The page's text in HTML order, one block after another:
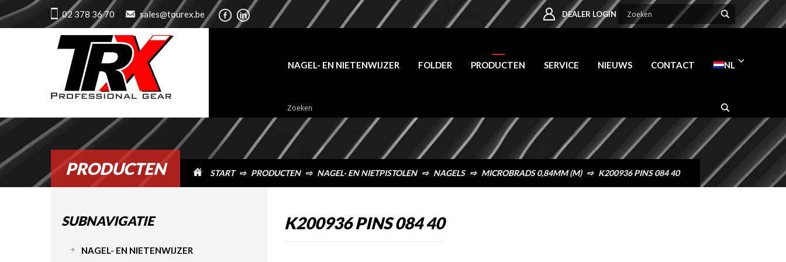
PRODUCTEN START ⇨ PRODUCTEN ⇨ NAGEL- EN NIETPISTOLEN ⇨ NAGELS ⇨ MICROBRADS 0,84MM (M) ⇨ K200936 PINS 084 40
02 378 36 70 sales@tourex.be DEALER LOGIN
NAGEL- EN NIETENWIJZER FOLDER PRODUCTEN SERVICE NIEUWS CONTACT NL
K200936 PINS 084 40
SUBNAVIGATIE
NAGEL- EN NIETENWIJZER